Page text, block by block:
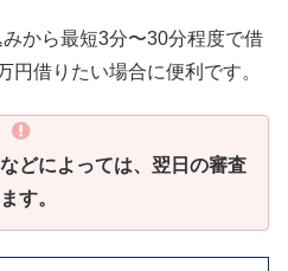
から最短3分〜30分程度で借
円借りたい場合に便利です。
どによっては、翌日の審査
す。